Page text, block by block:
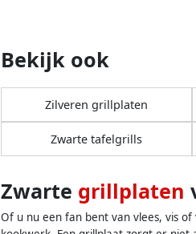
Bekijk ook
Zilveren grillplaten
Zwarte tafelgrills
Zwarte grillplaten
Of u nu een fan bent van vlees, vis